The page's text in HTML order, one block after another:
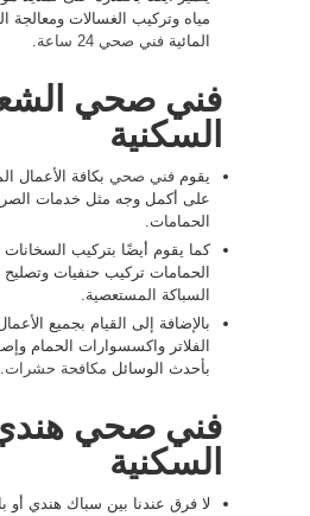
مياه وتركيب الغسالات ومعالجة
المائية فني صحي 24 ساعة .
فني صحي
السكنية
يقوم فني صحي بكافة الأعمال
على أكمل وجه مثل خدمات
الحمامات.
كما يقوم أيضًا بتركيب
الحمامات تركيب حنفيات
السباكة المستعصية.
بالإضافة إلى القيام بجميع
الفلاتر واكسسوارات الحمام
بأحدث الوسائل مكافحة حشرات.
فني صحي
السكنية
لا فرق عندنا بين سباك هندي أو